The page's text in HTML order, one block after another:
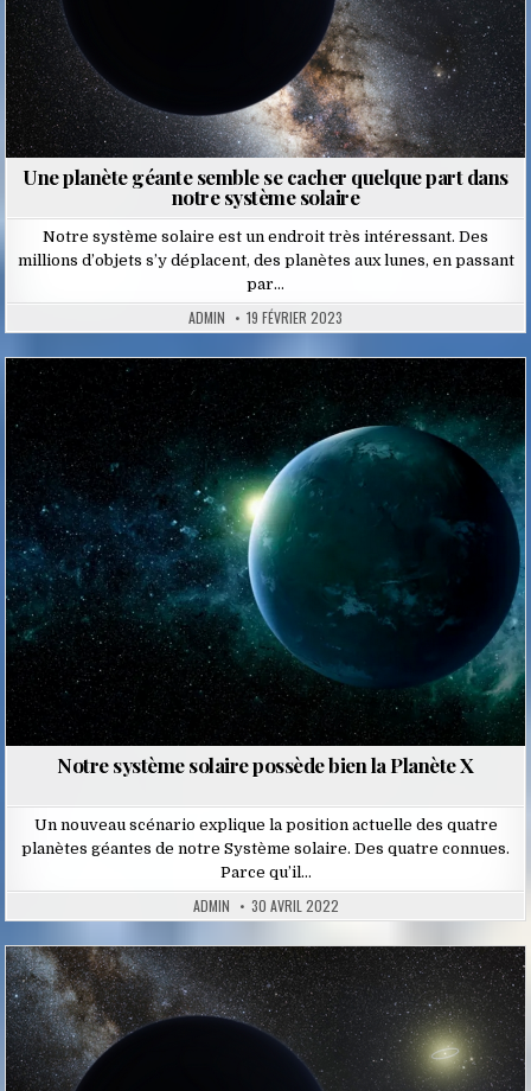
Une planète géante semble se cacher quelque part dans
notre système solaire
Notre système solaire est un endroit très intéressant. Des
millions d’objets s’y déplacent, des planètes aux lunes, en passant
par…
ADMIN 19 FÉVRIER 2023
Posted
in
Notre système solaire possède bien la Planète X
Un nouveau scénario explique la position actuelle des quatre
planètes géantes de notre Système solaire. Des quatre connues.
Parce qu’il…
ADMIN 30 AVRIL 2022
Posted
in